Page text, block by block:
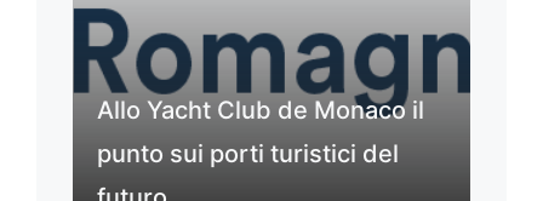
Allo Yacht Club de Monaco il
punto sui porti turistici del